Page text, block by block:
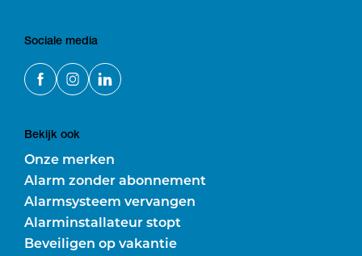
Sociale media
Bekijk ook
Onze merken
Alarm zonder abonnement
Alarmsysteem vervangen
Alarminstallateur stopt
Beveiligen op vakantie